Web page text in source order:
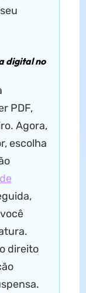
digital no
PDF,
Agora,
escolha
direito